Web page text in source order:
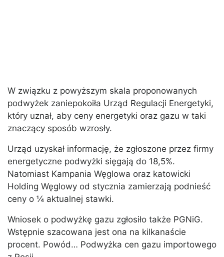
W związku z powyższym skala proponowanych
podwyżek zaniepokoiła Urząd Regulacji Energetyki,
który uznał, aby ceny energetyki oraz gazu w taki
znaczący sposób wzrosły.
Urząd uzyskał informację, że zgłoszone przez firmy
energetyczne podwyżki sięgają do 18,5%.
Natomiast Kampania Węglowa oraz katowicki
Holding Węglowy od stycznia zamierzają podnieść
ceny o ¼ aktualnej stawki.
Wniosek o podwyżkę gazu zgłosiło także PGNiG.
Wstępnie szacowana jest ona na kilkanaście
procent. Powód… Podwyżka cen gazu importowego